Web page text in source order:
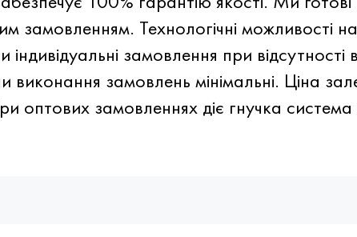
замовленням. Технологічні можливості
замовлення при
замовлень мінімальні. Ціна
оптових замовленнях діє гнучка